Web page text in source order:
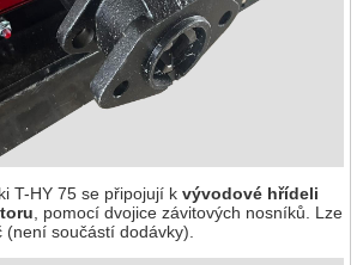
T-HY 75 se připojují k vývodové hřídeli
, pomocí dvojice závitových nosníků. Lze
součástí dodávky).